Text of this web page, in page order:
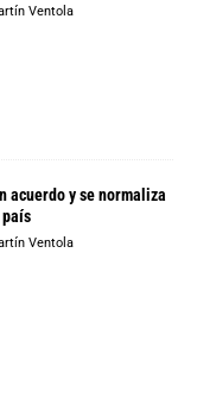
Ventola
acuerdo y se normaliza
país
Ventola